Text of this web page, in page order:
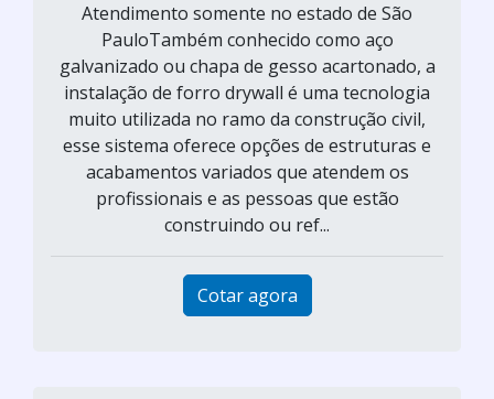
Atendimento somente no estado de São
PauloTambém conhecido como aço
galvanizado ou chapa de gesso acartonado, a
instalação de forro drywall é uma tecnologia
muito utilizada no ramo da construção civil,
esse sistema oferece opções de estruturas e
acabamentos variados que atendem os
profissionais e as pessoas que estão
construindo ou ref...
Cotar agora